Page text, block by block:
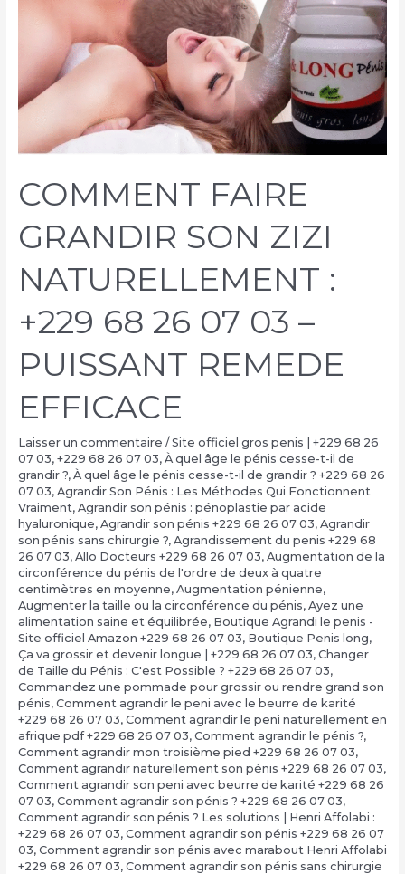
COMMENT FAIRE
GRANDIR SON ZIZI
NATURELLEMENT :
+229 68 26 07 03 –
PUISSANT REMEDE
EFFICACE
Laisser un commentaire /Site officiel gros penis | +229 68 26
07 03, +229 68 26 07 03, À quel âge le pénis cesse-t-il de
grandir ?, À quel âge le pénis cesse-t-il de grandir ? +229 68 26
07 03, Agrandir Son Pénis : Les Méthodes Qui Fonctionnent
Vraiment, Agrandir son pénis : pénoplastie par acide
hyaluronique, Agrandir son pénis +229 68 26 07 03, Agrandir
son pénis sans chirurgie ?, Agrandissement du penis +229 68
26 07 03, Allo Docteurs +229 68 26 07 03, Augmentation de la
circonférence du pénis de l'ordre de deux à quatre
centimètres en moyenne, Augmentation pénienne,
Augmenter la taille ou la circonférence du pénis, Ayez une
alimentation saine et équilibrée, Boutique Agrandi le penis -
Site officiel Amazon +229 68 26 07 03, Boutique Penis long,
Ça va grossir et devenir longue | +229 68 26 07 03, Changer
de Taille du Pénis : C'est Possible ? +229 68 26 07 03,
Commandez une pommade pour grossir ou rendre grand son
pénis, Comment agrandir le peni avec le beurre de karité
+229 68 26 07 03, Comment agrandir le peni naturellement en
afrique pdf +229 68 26 07 03, Comment agrandir le pénis ?,
Comment agrandir mon troisième pied +229 68 26 07 03,
Comment agrandir naturellement son pénis +229 68 26 07 03,
Comment agrandir son peni avec beurre de karité +229 68 26
07 03, Comment agrandir son pénis ? +229 68 26 07 03,
Comment agrandir son pénis ? Les solutions | Henri Affolabi :
+229 68 26 07 03, Comment agrandir son pénis +229 68 26 07
03, Comment agrandir son pénis avec marabout Henri Affolabi
+229 68 26 07 03, Comment agrandir son pénis sans chirurgie